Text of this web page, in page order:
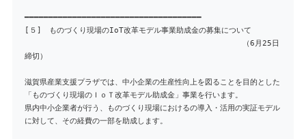
━━━━━━━━━━━━━━━━━━━━━━━━━━━━━━━━━━━━━
[５] ものづくり現場のIoT改革モデル事業助成金の募集について
（6月25日
締切）
滋賀県産業支援プラザでは、中小企業の生産性向上を図ることを目的とした
「ものづくり現場のＩｏＴ改革モデル助成金」事業を行います。
県内中小企業者が行う、ものづくり現場におけるの導入・活用の実証モデル
に対して、その経費の一部を助成します。